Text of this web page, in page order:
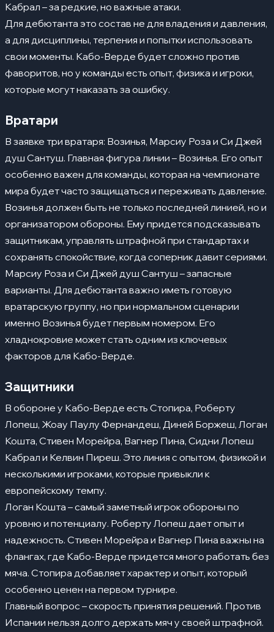
Кабрал – за редкие, но важные атаки.
Для дебютанта это состав не для владения и давления,
а для дисциплины, терпения и попытки использовать
свои моменты. Кабо-Верде будет сложно против
фаворитов, но у команды есть опыт, физика и игроки,
которые могут наказать за ошибку.
Вратари
В заявке три вратаря: Возинья, Марсиу Роза и Си Джей
душ Сантуш. Главная фигура линии – Возинья. Его опыт
особенно важен для команды, которая на чемпионате
мира будет часто защищаться и переживать давление.
Возинья должен быть не только последней линией, но и
организатором обороны. Ему придется подсказывать
защитникам, управлять штрафной при стандартах и
сохранять спокойствие, когда соперник давит сериями.
Марсиу Роза и Си Джей душ Сантуш – запасные
варианты. Для дебютанта важно иметь готовую
вратарскую группу, но при нормальном сценарии
именно Возинья будет первым номером. Его
хладнокровие может стать одним из ключевых
факторов для Кабо-Верде.
Защитники
В обороне у Кабо-Верде есть Стопира, Роберту
Лопеш, Жоау Паулу Фернандеш, Диней Боржеш, Логан
Кошта, Стивен Морейра, Вагнер Пина, Сидни Лопеш
Кабрал и Келвин Пиреш. Это линия с опытом, физикой и
несколькими игроками, которые привыкли к
европейскому темпу.
Логан Кошта – самый заметный игрок обороны по
уровню и потенциалу. Роберту Лопеш дает опыт и
надежность. Стивен Морейра и Вагнер Пина важны на
флангах, где Кабо-Верде придется много работать без
мяча. Стопира добавляет характер и опыт, который
особенно ценен на первом турнире.
Главный вопрос – скорость принятия решений. Против
Испании нельзя долго держать мяч у своей штрафной.